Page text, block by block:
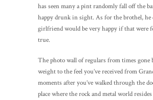
has seen many a pint randomly fall off the
happy drunk in sight. As for the brothel, he
girlfriend would be very happy if that were
true.
The photo wall of regulars from times gone
weight to the feel you’ve received from
moments after you’ve walked through the
place where the rock and metal world resides